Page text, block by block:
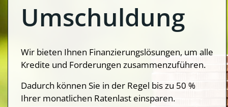
Umschuldung
Wir bieten Ihnen Finanzierungslösungen, um alle
Kredite und Forderungen zusammenzuführen.
Dadurch können Sie in der Regel bis zu 50 %
Ihrer monatlichen Ratenlast einsparen.